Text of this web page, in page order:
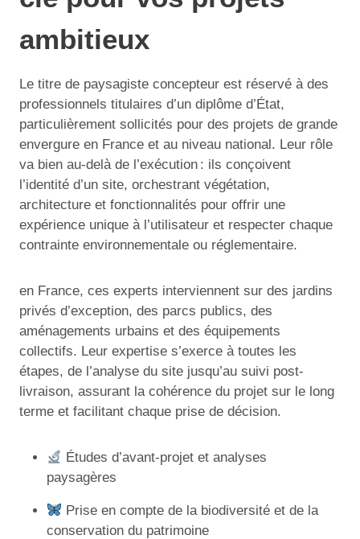
ambitieux
Le titre de paysagiste concepteur est réservé à des
professionnels titulaires d’un diplôme d’État,
particulièrement sollicités pour des projets de grande
envergure en France et au niveau national. Leur rôle
va bien au-delà de l’exécution : ils conçoivent
l’identité d’un site, orchestrant végétation,
architecture et fonctionnalités pour offrir une
expérience unique à l’utilisateur et respecter chaque
contrainte environnementale ou réglementaire.
en France, ces experts interviennent sur des jardins
privés d’exception, des parcs publics, des
aménagements urbains et des équipements
collectifs. Leur expertise s’exerce à toutes les
étapes, de l’analyse du site jusqu’au suivi post-
livraison, assurant la cohérence du projet sur le long
terme et facilitant chaque prise de décision.
Études d’avant-projet et analyses
paysagères
Prise en compte de la biodiversité et de la
conservation du patrimoine